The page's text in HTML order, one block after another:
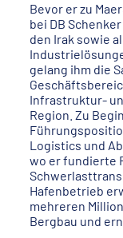
Bevor er zu
bei DB
den Irak sowie
gelang ihm die
Infrastruktur-
Region. Zu
Logistics und
wo er fundierte
Hafenbetrieb
mehreren
Bergbau und